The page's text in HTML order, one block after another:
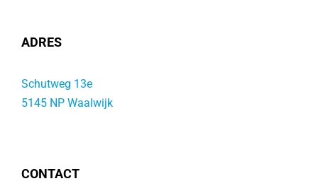
ADRES
Schutweg 13e
5145 NP Waalwijk
CONTACT